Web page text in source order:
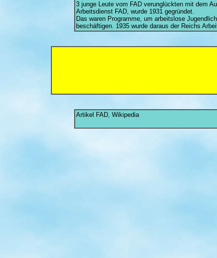
3 junge Leute vom FAD verunglückten mit dem
Arbeitsdienst FAD, wurde 1931 gegründet.
Das waren Programme, um arbeitslose
beschäftigen. 1935 wurde daraus der Reichs
Artikel FAD, Wikipedia